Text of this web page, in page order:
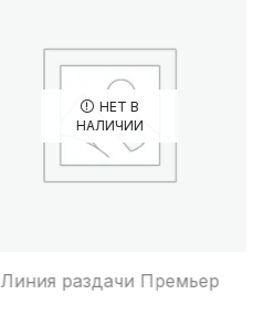
НЕТ В
НАЛИЧИИ
Линия раздачи Премьер